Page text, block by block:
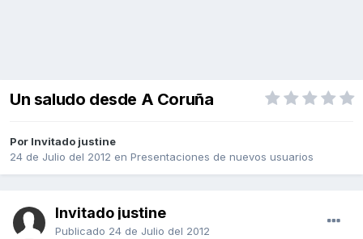
Un saludo desde A Coruña
Por Invitado justine
24 de Julio del 2012 en Presentaciones de nuevos usuarios
Invitado justine
Publicado 24 de Julio del 2012